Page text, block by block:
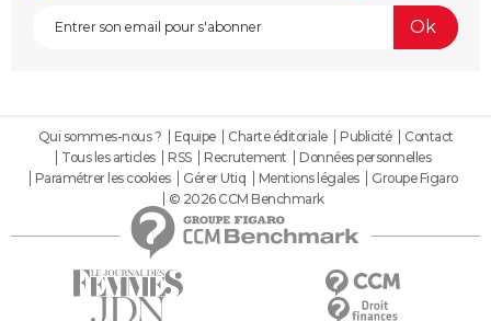
Qui sommes-nous ? Equipe Charte éditoriale Publicité
Contact
Tous les articles
RSS Recrutement
Données personnelles
Paramétrer les cookies
Gérer Utiq Mentions légales
Groupe Figaro
© 2026 CCM Benchmark